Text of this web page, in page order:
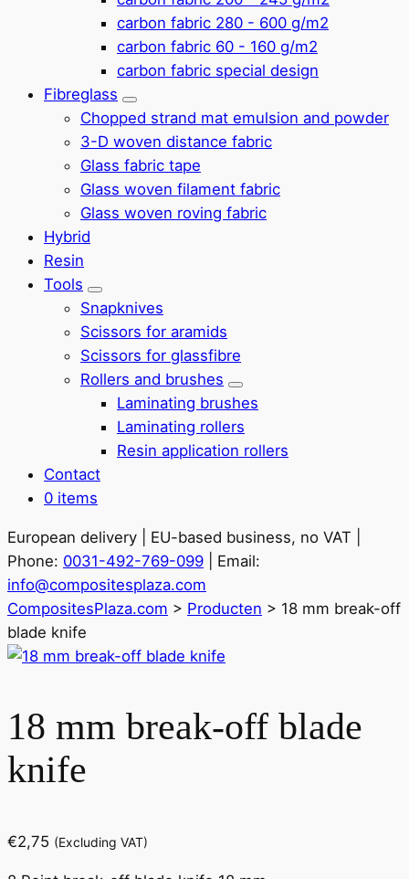
carbon fabric 280 - 600 g/m2
carbon fabric 60 - 160 g/m2
carbon fabric special design
Fibreglass
Submenu
Chopped strand mat emulsion and powder
3-D woven distance fabric
Glass fabric tape
Glass woven filament fabric
Glass woven roving fabric
Hybrid
Resin
Tools
Submenu
Snapknives
Scissors for aramids
Scissors for glassfibre
Rollers and brushes
Submenu
Laminating brushes
Laminating rollers
Resin application rollers
Contact
0 items
European delivery | EU-based business, no VAT |
Phone: 0031-492-769-099 | Email:
info@compositesplaza.com
CompositesPlaza.com > Producten > 18 mm break-off
blade knife
18 mm break-off blade
knife
€2,75 (Excluding VAT)